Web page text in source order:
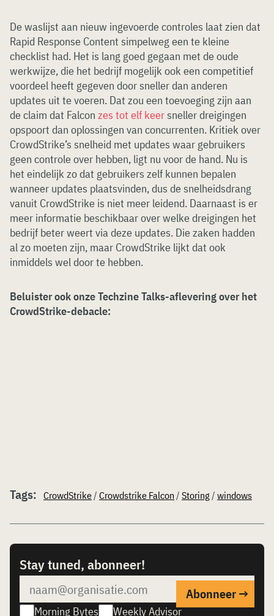
De waslijst aan nieuw ingevoerde controles laat zien dat
Rapid Response Content simpelweg een te kleine
checklist had. Het is lang goed gegaan met de oude
werkwijze, die het bedrijf mogelijk ook een competitief
voordeel heeft gegeven door sneller dan anderen
updates uit te voeren. Dat zou een toevoeging zijn aan
de claim dat Falcon zes tot elf keersneller dreigingen
opspoort dan oplossingen van concurrenten. Kritiek over
CrowdStrike’s snelheid met updates waar gebruikers
geen controle over hebben, ligt nu voor de hand. Nu is
het eindelijk zo dat gebruikers zelf kunnen bepalen
wanneer updates plaatsvinden, dus de snelheidsdrang
vanuit CrowdStrike is niet meer leidend. Daarnaast is er
meer informatie beschikbaar over welke dreigingen het
bedrijf beter weert via deze updates. Die zaken hadden
al zo moeten zijn, maar CrowdStrike lijkt dat ook
inmiddels wel door te hebben.
Beluister ook onze Techzine Talks-aflevering over het
CrowdStrike-debacle:
Tags: CrowdStrike/ Crowdstrike Falcon / Storing/ windows
Stay tuned, abonneer!
Morning Bytes Weekly Advisor